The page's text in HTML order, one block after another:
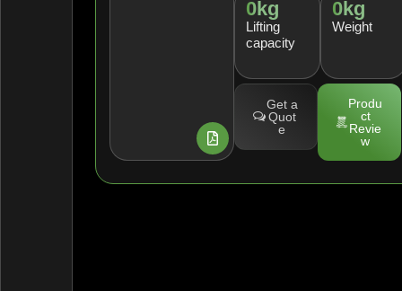
0kg
Lifting
capacity
0kg
Weight
Get a
Quot
e
Produ
ct
Revie
w